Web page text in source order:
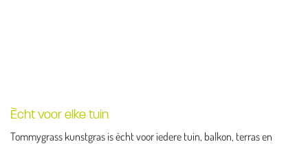
Ècht voor elke tuin
Tommygrass kunstgras is ècht voor iedere tuin, balkon, terras en